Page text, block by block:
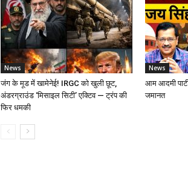
News
जंग के मूड में खामेनेई! IRGC को खुली छूट,
अंडरग्राउंड ‘मिसाइल सिटी’ एक्टिव — ट्रंप की
फिर धमकी
News
आम आदमी
जमानत